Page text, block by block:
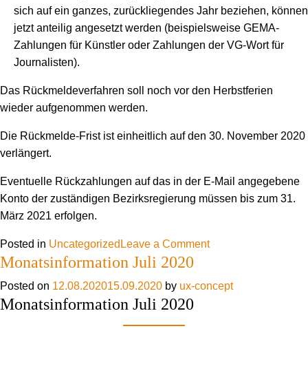
sich auf ein ganzes, zurückliegendes Jahr beziehen, können
jetzt anteilig angesetzt werden (beispielsweise GEMA-
Zahlungen für Künstler oder Zahlungen der VG-Wort für
Journalisten).
Das Rückmeldeverfahren soll noch vor den Herbstferien
wieder aufgenommen werden.
Die Rückmelde-Frist ist einheitlich auf den 30. November 2020
verlängert.
Eventuelle Rückzahlungen auf das in der E-Mail angegebene
Konto der zuständigen Bezirksregierung müssen bis zum 31.
März 2021 erfolgen.
Posted in Uncategorized Leave a Commenton
Monatsinformation Juli 2020
Posted on 12.08.202015.09.2020 by ux-concept
Monatsinformation Juli 2020